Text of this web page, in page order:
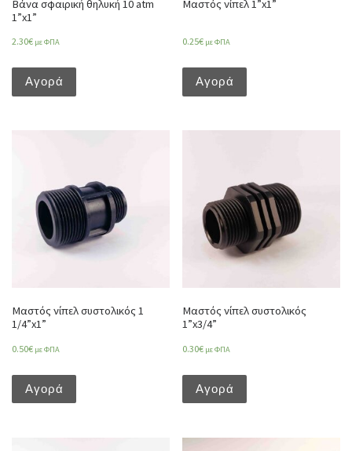
Βάνα σφαιρική θηλυκή 10 atm
1”x1”
2.30€ με ΦΠΑ
Αγορά
Μαστός νίπελ 1”x1”
0.25€ με ΦΠΑ
Αγορά
Μαστός νίπελ συστολικός 1
1/4”x1”
0.50€ με ΦΠΑ
Αγορά
Μαστός νίπελ συστολικός
1”x3/4”
0.30€ με ΦΠΑ
Αγορά